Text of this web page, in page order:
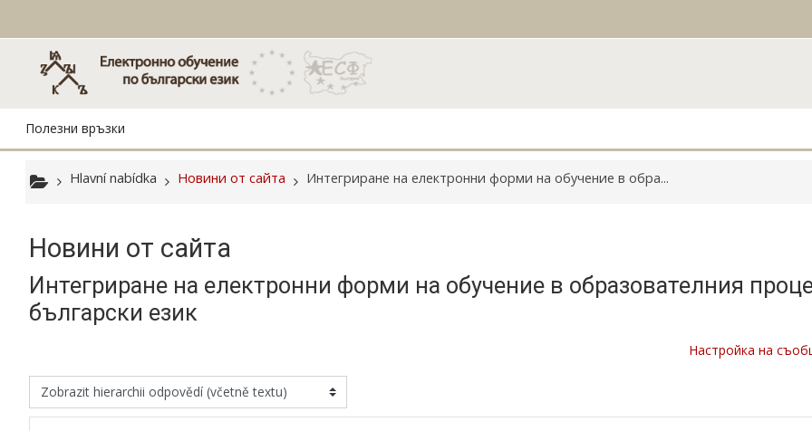
Полезни връзки
Hlavní nabídka Новини от сайта Интегриране на електронни форми на обучение в обра...
Новини от сайта
Интегриране на електронни форми на обучение в образователния
български език
Настройка на
zobrazení